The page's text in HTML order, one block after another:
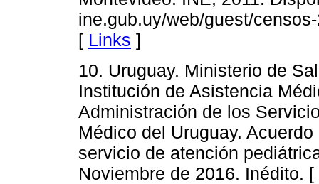
ine.gub.uy/web/guest/
[ Links ]
10. Uruguay. Ministerio de
Institución de Asistencia
Administración de los
Médico del Uruguay.
servicio de atención
Noviembre de 2016. Inédito. [